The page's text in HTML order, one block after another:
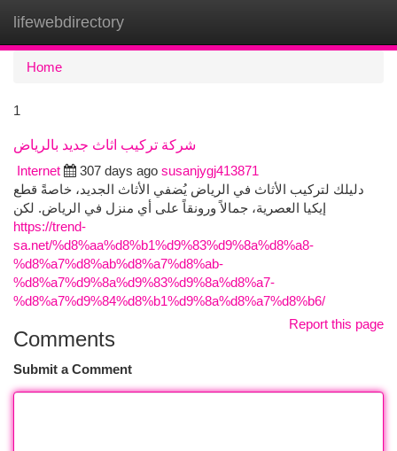
lifewebdirectory
Home
1
شركة تركيب اثاث جديد بالرياض
Internet
307 days ago susanjygj413871
دليلك لتركيب الأثاث في الرياض يُضفي الأثاث الجديد، خاصةً قطع
إيكيا العصرية، جمالاً ورونقاً على أي منزل في الرياض. لكن
https://trend-
sa.net/%d8%aa%d8%b1%d9%83%d9%8a%d8%a8-
%d8%a7%d8%ab%d8%a7%d8%ab-
%d8%a7%d9%8a%d9%83%d9%8a%d8%a7-
%d8%a7%d9%84%d8%b1%d9%8a%d8%a7%d8%b6/
Report this page
Comments
Submit a Comment